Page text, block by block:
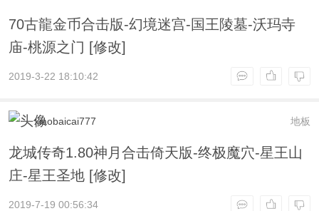
70古龍金币合击版-幻境迷宫-国王陵墓-沃玛寺
庙-桃源之门 [修改]
2019-3-22 18:10:42
地板
xiaobaicai777
龙城传奇1.80神月合击倚天版-终极魔穴-星王山
庄-星王圣地 [修改]
2019-7-19 00:56:34